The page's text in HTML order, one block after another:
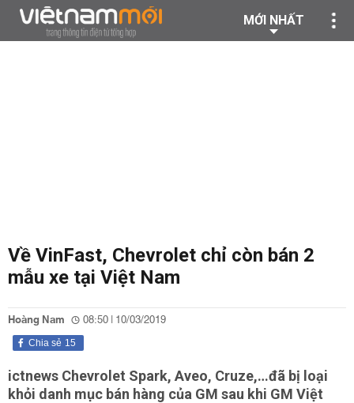
MỚI NHẤT
Về VinFast, Chevrolet chỉ còn bán 2
mẫu xe tại Việt Nam
Hoàng Nam 08:50 | 10/03/2019
15
Chia sẻ
ictnews Chevrolet Spark, Aveo, Cruze,…đã bị loại
khỏi danh mục bán hàng của GM sau khi GM Việt